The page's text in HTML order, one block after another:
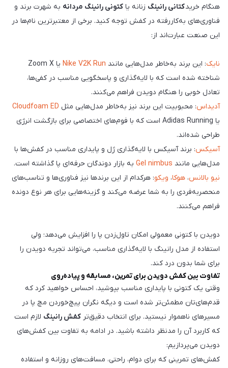
هنگام خریدکتانی رانینگ زنانه یا کتونی رانینگ مردانه به شهرت برند و
فناوری‌های به‌کاررفته در کفش توجه کنید. برخی از معتبرترین نام‌ها در
این صنعت عبارت‌اند از:
نایک: این برند به‌خاطر مدل‌هایی مانند Nike V2K Run
یا Zoom X
شناخته شده است که با لایه‌گذاری و پاسخگویی مناسب در کفی‌ها،
تعادل خوبی را هنگام دویدن فراهم می‌کنند.
آدیداس: محبوبیت این برند نیز به‌خاطر مدل‌هایی مثل Cloudfoam ED
یا Adidas Running است که با فوم‌های اختصاصی برای بازگشت انرژی
طراحی شده‌اند.
آسیکس: برند آسیکس با لایه‌گذاری ژل و پایداری مناسب در کفش‌ها با
مدل‌هایی مانند Gel nimbus به بازار دوندگان حرفه‌ای پا گذاشته است.
نیو بالانس، هوکا، ویکو: هرکدام از این برندها نیز فناوری‌ها و تناسب‌های
منحصربه‌فردی را به شما عرضه می‌کند و گزینه‌هایی برای هر نوع دونده
فراهم می‌کنند.
دویدن با کتونی معمولی امکان تاول‌زدن پا را افزایش می‌دهد؛ ولی
استفاده از مدل رانینگ با لایه‌گذاری مناسب، می‌تواند تجربه دویدن را
برای شما بدون درد کند.
تفاوت بین کفش دویدن برای تمرین، مسابقه و پیاده‌روی
وقتی یک کتونی با پایداری مناسب بپوشید، احساس خواهید کرد که
قدم‌های‌تان مطمئن‌تر شده است و دیگه نگران پیچ‌خوردن مچ پا در
مسیرهای ناهموار نیستید. برای انتخاب دقیق‌تر کفش رانینگ لازم است
که کاربرد آن را مدنظر داشته باشید. در ادامه به تفاوت بین کفش‌های
دویدن می‌پردازیم:
کفش‌های تمرینی که برای دوام، راحتی، مسافت‌های روزانه و استفاده